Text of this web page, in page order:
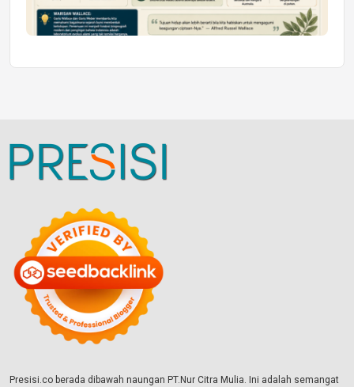
Presisi.co berada dibawah naungan PT.Nur Citra Mulia. Ini adalah semangat